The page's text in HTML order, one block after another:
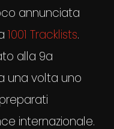
annunciata
1001 Tracklists.
alla 9a
una volta uno
internazionale.